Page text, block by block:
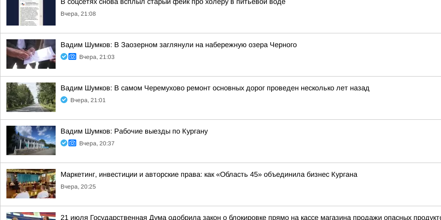
Вчера, 21:08
Вадим Шумков: В Заозерном заглянули на набережную озера Черного
Вчера, 21:03
Вадим Шумков: В самом Черемухово ремонт основных дорог проведен несколько лет назад
Вчера, 21:01
Вадим Шумков: Рабочие выезды по Кургану
Вчера, 20:37
Маркетинг, инвестиции и авторские права: как «Область 45» объединила бизнес Кургана
Вчера, 20:25
21 июля Государственная Дума одобрила закон о блокировке прямо на кассе магазина продажи опасных